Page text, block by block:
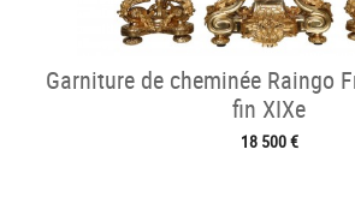
Garniture de cheminée Raingo
fin XIXe
18 500 €